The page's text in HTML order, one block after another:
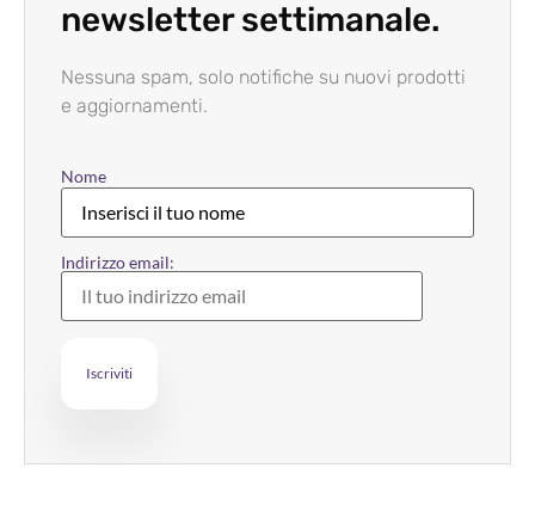
newsletter settimanale.
Nessuna spam, solo notifiche su nuovi prodotti
e aggiornamenti.
Nome
Indirizzo email: